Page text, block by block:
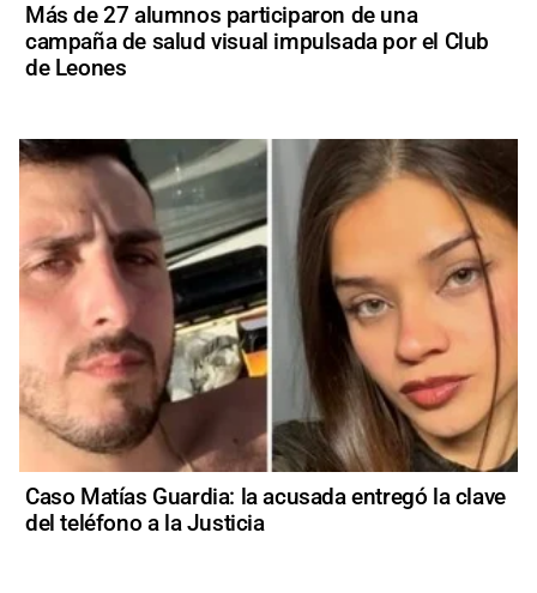
Más de 27 alumnos participaron de una
campaña de salud visual impulsada por el Club
de Leones
Caso Matías Guardia: la acusada entregó la clave
del teléfono a la Justicia